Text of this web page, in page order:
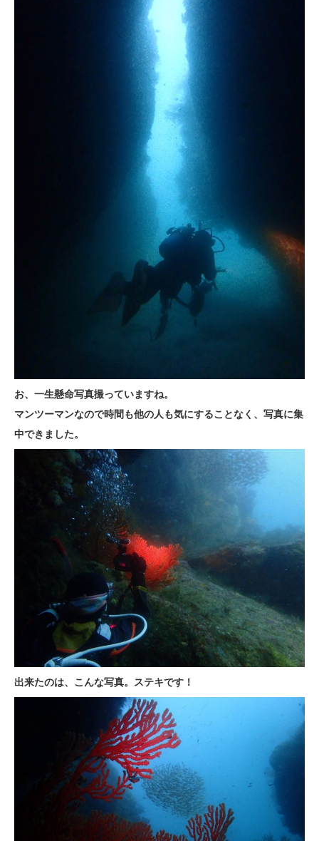
お、一生懸命写真撮っていますね。
マンツーマンなので時間も他の人も気にすることなく、写真に集
中できました。
出来たのは、こんな写真。ステキです！